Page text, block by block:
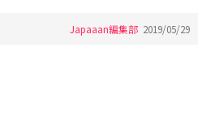
Japaaan編集部 2019/05/29